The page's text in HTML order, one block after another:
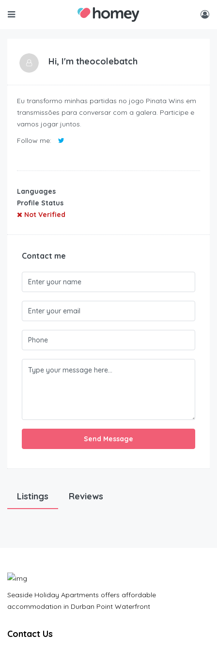
Hi, I'm theocolebatch
Eu transformo minhas partidas no jogo Pinata Wins em
transmissões para conversar com a galera. Participe e
vamos jogar juntos.
Follow me:
Languages
Profile Status
Not Verified
Contact me
Send Message
Listings Reviews
Seaside Holiday Apartments offers affordable
accommodation in Durban Point Waterfront
Contact Us